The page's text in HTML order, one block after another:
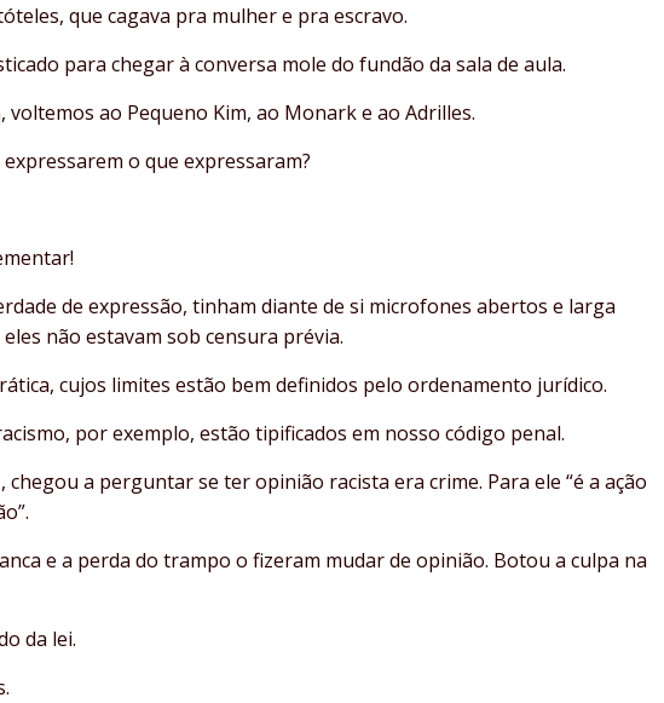
que cagava pra mulher e pra escravo.
para chegar à conversa mole do fundão da sala de aula.
voltemos ao Pequeno Kim, ao Monark e ao Adrilles.
o que expressaram?
de expressão, tinham diante de si microfones abertos e larga
não estavam sob censura prévia.
cujos limites estão bem definidos pelo ordenamento jurídico.
por exemplo, estão tipificados em nosso código penal.
a perguntar se ter opinião racista era crime. Para ele “é a ação
e a perda do trampo o fizeram mudar de opinião. Botou a culpa na
da lei.